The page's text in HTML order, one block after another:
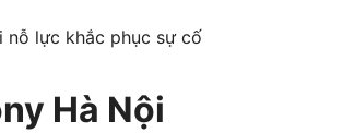
nỗ lực khắc phục sự cố
Hà Nội